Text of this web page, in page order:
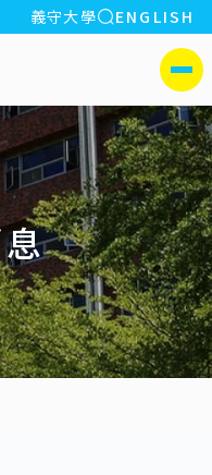
:::
義守大學 全站搜索
ENGLISH
側選單